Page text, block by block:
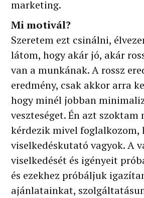
marketing.
Mi motivál?
Szeretem ezt csinálni,
látom, hogy akár jó, akár
van a munkának. A rossz
eredmény, csak akkor arra
hogy minél jobban
veszteséget. Én azt szoktam
kérdezik mivel foglalkozom,
viselkedéskutató vagyok. A
viselkedését és igényeit
és ezekhez próbáljuk
ajánlatainkat,